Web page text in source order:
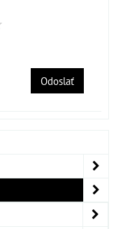
Odoslať